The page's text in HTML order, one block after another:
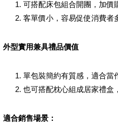
可搭配床包組合開團，加價
客單價小，容易促使消費者
外型實用兼具禮品價值
單包裝簡約有質感，適合當
也可搭配枕心組成居家禮盒
適合銷售場景：